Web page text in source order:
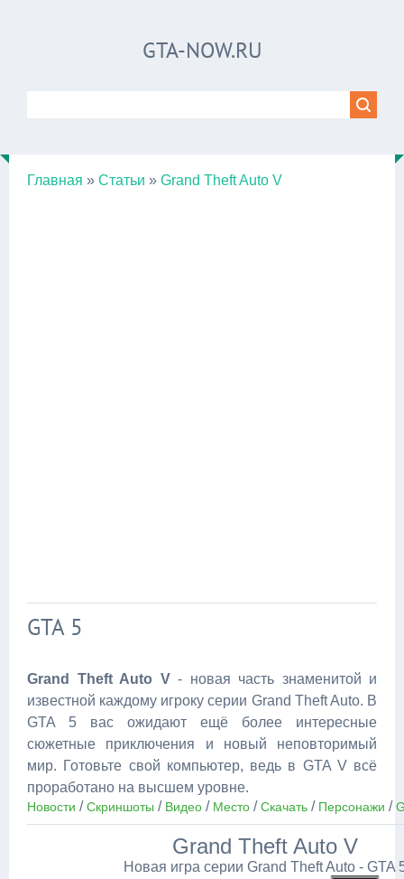
GTA-NOW.RU
Главная » Статьи » Grand Theft Auto V
GTA 5
Grand Theft Auto V- новая часть знаменитой и
известной каждому игроку серии Grand Theft Auto. В
GTA 5 вас ожидают ещё более интересные
сюжетные приключения и новый неповторимый
мир. Готовьте свой компьютер, ведь в GTA V всё
проработано на высшем уровне.
Новости /Скриншоты / Видео / Место /Скачать / Персонажи /
Grand Theft Auto V
Новая игра серии Grand Theft Auto - GTA